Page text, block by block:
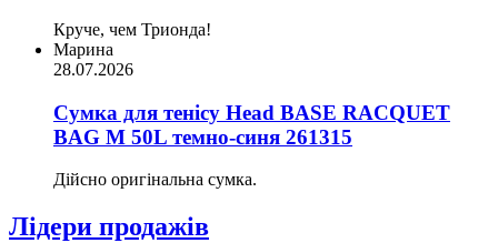
Круче, чем Трионда!
Марина
28.07.2026
Сумка для тенісу Head BASE RACQUET
BAG M 50L темно-синя 261315
Дійсно оригінальна сумка.
Лідери продажів